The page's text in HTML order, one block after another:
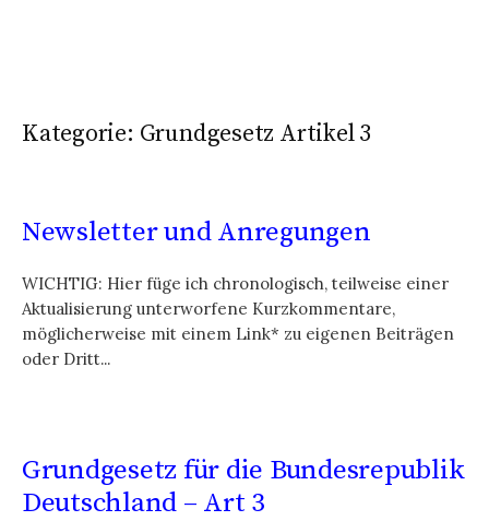
Kategorie: Grundgesetz Artikel 3
Newsletter und Anregungen
WICHTIG: Hier füge ich chronologisch, teilweise einer
Aktualisierung unterworfene Kurzkommentare,
möglicherweise mit einem Link* zu eigenen Beiträgen
oder Dritt...
Grundgesetz für die Bundesrepublik
Deutschland – Art 3